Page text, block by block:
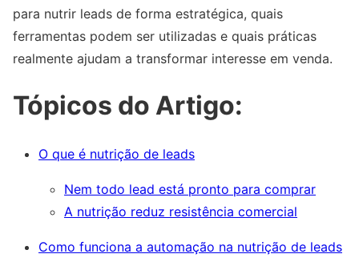
para nutrir leads de forma estratégica, quais
ferramentas podem ser utilizadas e quais práticas
realmente ajudam a transformar interesse em venda.
Tópicos do Artigo:
O que é nutrição de leads
Nem todo lead está pronto para comprar
A nutrição reduz resistência comercial
Como funciona a automação na nutrição de leads